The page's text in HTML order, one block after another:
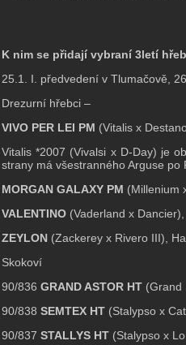
K nim se přidají vybraní 3letí
25.1. I. předvedení v Tlumačově,
Drezurní hřebci –
VIVO PER LEI PM (Vitalis x
Vitalis *2007 (Vivalsi x D-Day) je
strany má všestranného Arguse
MORGAN GALAXY PM (Millenium
VALENTINO (Vaderland x
ZEYLON (Zackerey x Rivero III),
Skokoví
90/836 GRAND ASTOR HT (Grand
90/838 SEMTEX HT (Stalypso x
90/837 STALLYS HT (Stalypso x